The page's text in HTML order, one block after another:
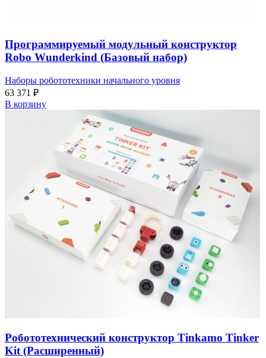
Программируемый модульный конструктор
Robo Wunderkind (Базовый набор)
Наборы робототехники начального уровня
63 371 ₽
В корзину
Робототехнический конструктор Tinkamo Tinker
Kit (Расширенный)